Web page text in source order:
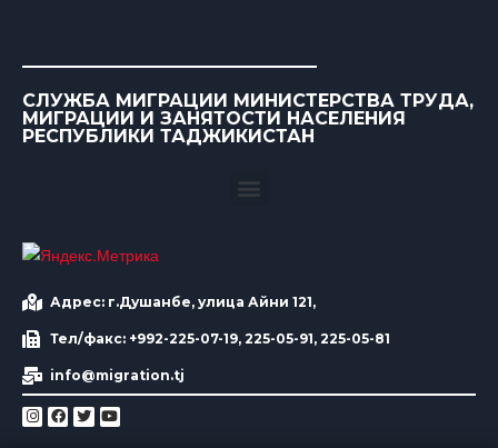
СЛУЖБА МИГРАЦИИ МИНИСТЕРСТВА ТРУДА,
МИГРАЦИИ И ЗАНЯТОСТИ НАСЕЛЕНИЯ
РЕСПУБЛИКИ ТАДЖИКИСТАН
Адрес: г.Душанбе, улица Айни 121,
Тел/факс: +992-225-07-19, 225-05-91, 225-05-81
info@migration.tj